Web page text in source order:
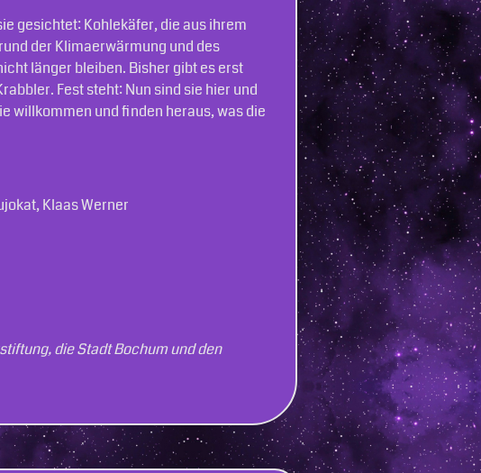
gesichtet: Kohlekäfer, die aus ihrem
der Klimaerwärmung und des
länger bleiben. Bisher gibt es erst
Fest steht: Nun sind sie hier und
willkom­men und finden heraus, was die
Klaas Werner
die Stadt Bochum und den